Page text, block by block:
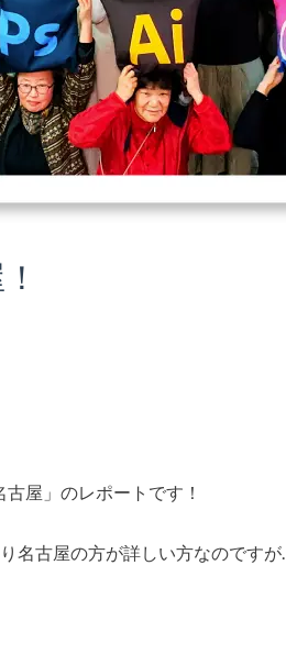
屋」のレポートです！
名古屋の方が詳しい方なのですが…